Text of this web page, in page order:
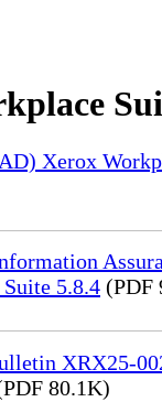
Xerox
5.8.4 (PDF
XRX25-
80.1K)